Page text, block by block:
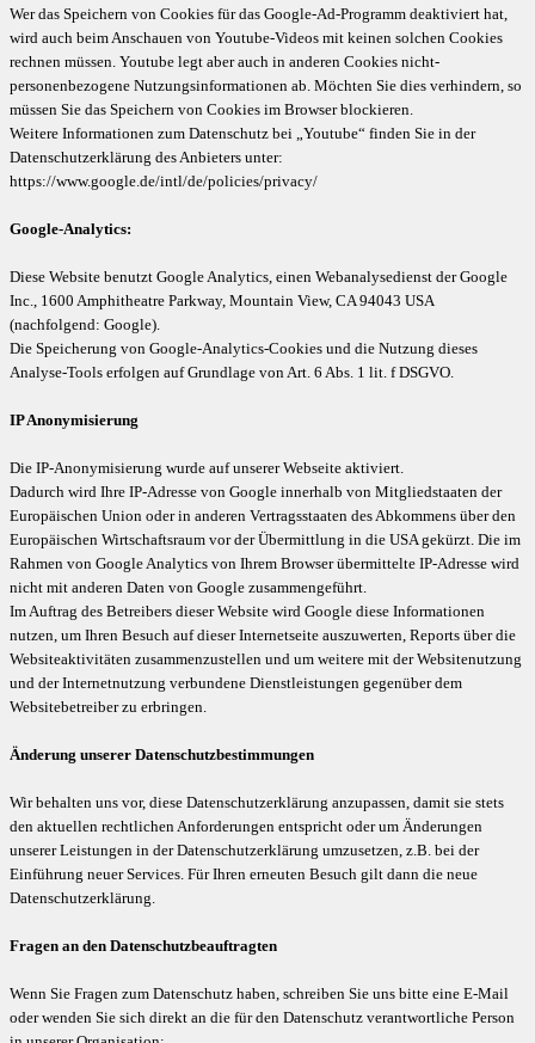
Wer das Speichern von Cookies für das Google-Ad-Programm deaktiviert hat,
wird auch beim Anschauen von Youtube-Videos mit keinen solchen Cookies
rechnen müssen. Youtube legt aber auch in anderen Cookies nicht-
personenbezogene Nutzungsinformationen ab. Möchten Sie dies verhindern, so
müssen Sie das Speichern von Cookies im Browser blockieren.
Weitere Informationen zum Datenschutz bei „Youtube“ finden Sie in der
Datenschutzerklärung des Anbieters unter:
https://www.google.de/intl/de/policies/privacy/
Google-Analytics:
Diese Website benutzt Google Analytics, einen Webanalysedienst der Google
Inc., 1600 Amphitheatre Parkway, Mountain View, CA 94043 USA
(nachfolgend: Google).
Die Speicherung von Google-Analytics-Cookies und die Nutzung dieses
Analyse-Tools erfolgen auf Grundlage von Art. 6 Abs. 1 lit. f DSGVO.
IP Anonymisierung
Die IP-Anonymisierung wurde auf unserer Webseite aktiviert.
Dadurch wird Ihre IP-Adresse von Google innerhalb von Mitgliedstaaten der
Europäischen Union oder in anderen Vertragsstaaten des Abkommens über den
Europäischen Wirtschaftsraum vor der Übermittlung in die USA gekürzt. Die im
Rahmen von Google Analytics von Ihrem Browser übermittelte IP-Adresse wird
nicht mit anderen Daten von Google zusammengeführt.
Im Auftrag des Betreibers dieser Website wird Google diese Informationen
nutzen, um Ihren Besuch auf dieser Internetseite auszuwerten, Reports über die
Websiteaktivitäten zusammenzustellen und um weitere mit der Websitenutzung
und der Internetnutzung verbundene Dienstleistungen gegenüber dem
Websitebetreiber zu erbringen.
Änderung unserer Datenschutzbestimmungen
Wir behalten uns vor, diese Datenschutzerklärung anzupassen, damit sie stets
den aktuellen rechtlichen Anforderungen entspricht oder um Änderungen
unserer Leistungen in der Datenschutzerklärung umzusetzen, z.B. bei der
Einführung neuer Services. Für Ihren erneuten Besuch gilt dann die neue
Datenschutzerklärung.
Fragen an den Datenschutzbeauftragten
Wenn Sie Fragen zum Datenschutz haben, schreiben Sie uns bitte eine E-Mail
oder wenden Sie sich direkt an die für den Datenschutz verantwortliche Person